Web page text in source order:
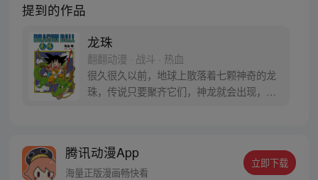
提到的作品
龙珠
翻翻动漫 · 战斗 · 热血
很久很久以前，地球上散落着七颗神奇的龙
珠，传说只要聚齐它们，神龙就会出现，并
腾讯动漫App
海量正版漫画畅快看
立即下载